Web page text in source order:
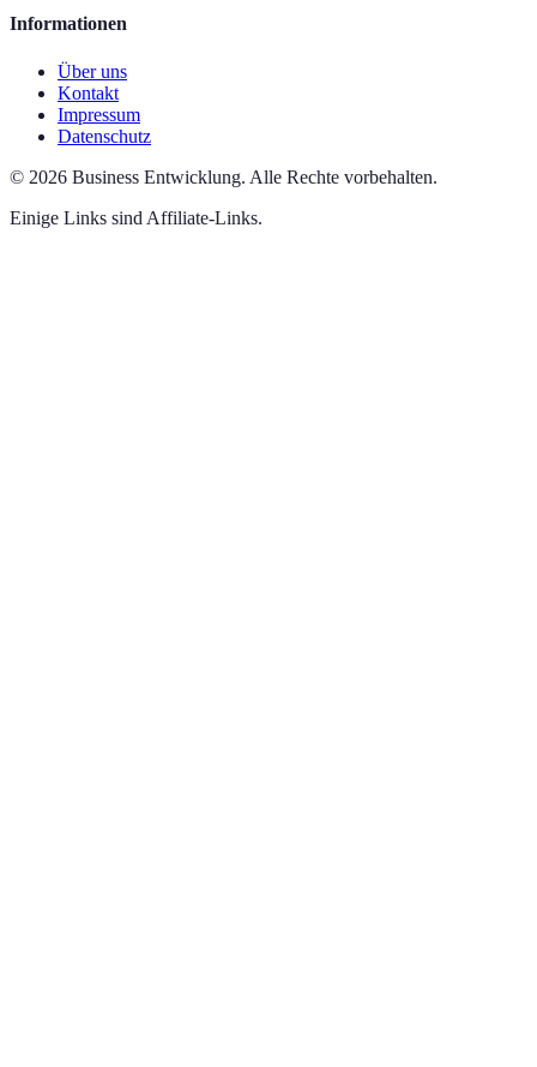
Informationen
Über uns
Kontakt
Impressum
Datenschutz
© 2026 Business Entwicklung. Alle Rechte vorbehalten.
Einige Links sind Affiliate-Links.